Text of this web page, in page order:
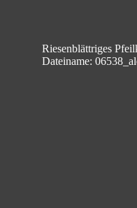
Riesenblättriges
Dateiname: